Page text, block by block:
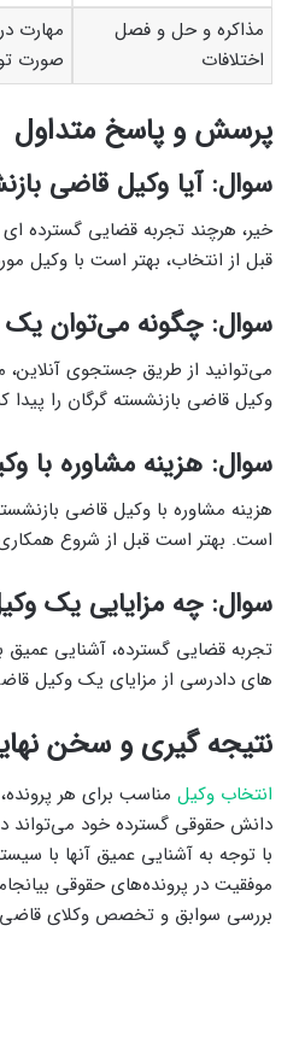
مذاکره و حل و فصل
اختلافات
مهارت
صورت
پرسش و پاسخ متداول
سوال: آیا وکیل قاضی
خیر، هرچند تجربه قضایی گسترده
قبل از انتخاب، بهتر است با
سوال: چگونه می‌توان یک
می‌توانید از طریق جستجوی آنلاین،
وکیل قاضی بازنشسته گرگان را پیدا
سوال: هزینه مشاوره با
هزینه مشاوره با وکیل قاضی
است. بهتر است قبل از شروع
سوال: چه مزایایی یک
تجربه قضایی گسترده، آشنایی عمیق
های دادرسی از مزایای یک وکیل
نتیجه گیری و سخن
انتخاب وکیل مناسب برای هر
دانش حقوقی گسترده خود می‌تواند
با توجه به آشنایی عمیق آنها با
موفقیت در پرونده‌های حقوقی
بررسی سوابق و تخصص وکلای قاضی